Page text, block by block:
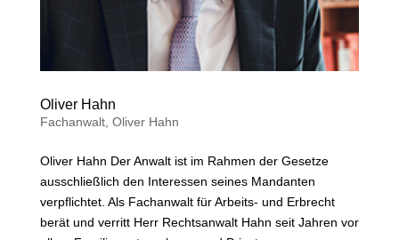
Oliver Hahn
Fachanwalt, Oliver Hahn
Oliver Hahn Der Anwalt ist im Rahmen der Gesetze
ausschließlich den Interessen seines Mandanten
verpflichtet. Als Fachanwalt für Arbeits- und Erbrecht
berät und verritt Herr Rechtsanwalt Hahn seit Jahren vor